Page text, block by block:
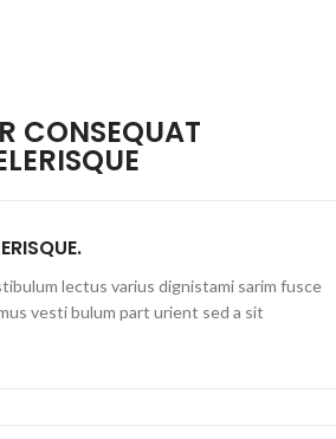
CONSEQUAT
lectus varius dignistami sarim fusce
vesti bulum part urient sed a sit